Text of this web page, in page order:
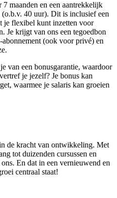
maanden en een aantrekkelijk
(o.b.v. 40 uur). Dit is inclusief een
je flexibel kunt inzetten voor
Je krijgt van ons een tegoedbon
(ook voor privé) en
van een bonusgarantie, waardoor
je jezelf? Je bonus kan
waarmee je salaris kan groeien
de kracht van ontwikkeling. Met
tot duizenden cursussen en
En dat in een vernieuwend en
centraal staat!